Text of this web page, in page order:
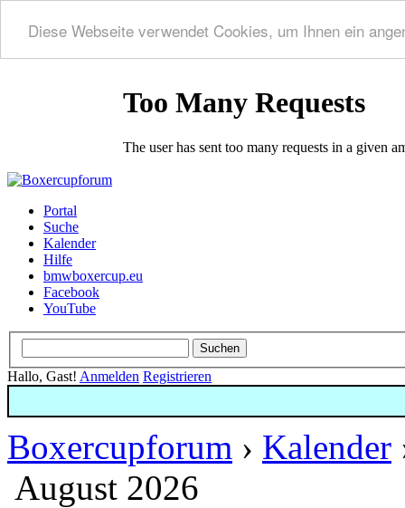
Diese Webseite verwendet Cookies, um Ihnen ein
Portal
Suche
Kalender
Hilfe
bmwboxercup.eu
Facebook
YouTube
Hallo, Gast! Anmelden Registrieren
Boxercupforum › Kalender
August 2026